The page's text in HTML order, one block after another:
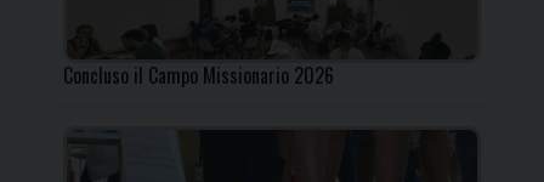
Concluso il Campo Missionario 2026